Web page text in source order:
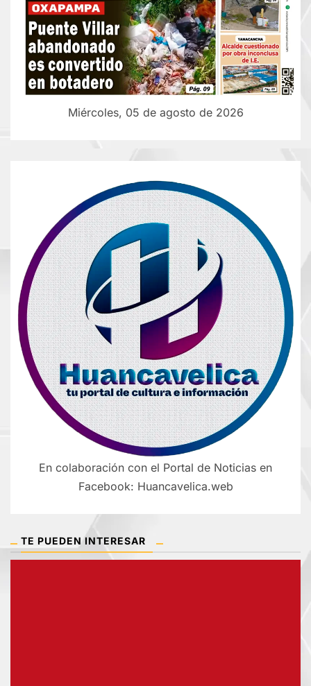
Miércoles, 05 de agosto de 2026
En colaboración con el Portal de Noticias en
Facebook: Huancavelica.web
TE PUEDEN INTERESAR